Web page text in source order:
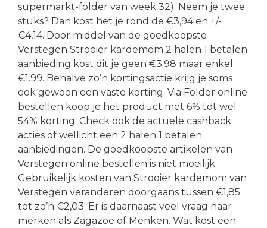
supermarkt-folder van week 32). Neem je twee
stuks? Dan kost het je rond de €3,94 en +/-
€4,14. Door middel van de goedkoopste
Verstegen Strooier kardemom 2 halen 1 betalen
aanbieding kost dit je geen €3.98 maar enkel
€1.99. Behalve zo’n kortingsactie krijg je soms
ook gewoon een vaste korting. Via Folder online
bestellen koop je het product met 6% tot wel
54% korting. Check ook de actuele cashback
acties of wellicht een 2 halen 1 betalen
aanbiedingen. De goedkoopste artikelen van
Verstegen online bestellen is niet moeilijk.
Gebruikelijk kosten van Strooier kardemom van
Verstegen veranderen doorgaans tussen €1,85
tot zo’n €2,03. Er is daarnaast veel vraag naar
merken als Zagazoe of Menken. Wat kost een